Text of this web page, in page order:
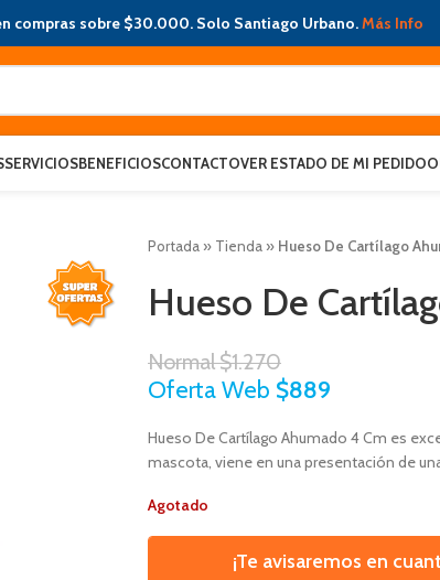
compras sobre $30.000. Solo Santiago Urbano.Más Info
SERVICIOSBENEFICIOSCONTACTOVER ESTADO DE MI PEDIDO
Portada » Tienda » Hueso De Cartílago
Hueso De
Normal$1.270
Oferta Web $889
Hueso De Cartílago Ahumado 4 Cm es
mascota, viene en una presentación de
Agotado
¡Te avisaremos en